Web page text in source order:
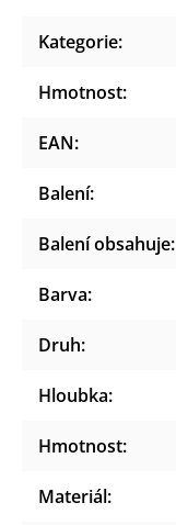
Kategorie:
Hmotnost:
EAN:
Balení:
Balení obsahuje:
Barva:
Druh:
Hloubka:
Hmotnost:
Materiál: